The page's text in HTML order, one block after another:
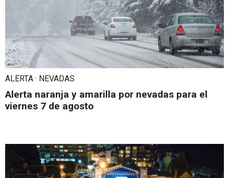
ALERTA · NEVADAS
Alerta naranja y amarilla por nevadas para el
viernes 7 de agosto